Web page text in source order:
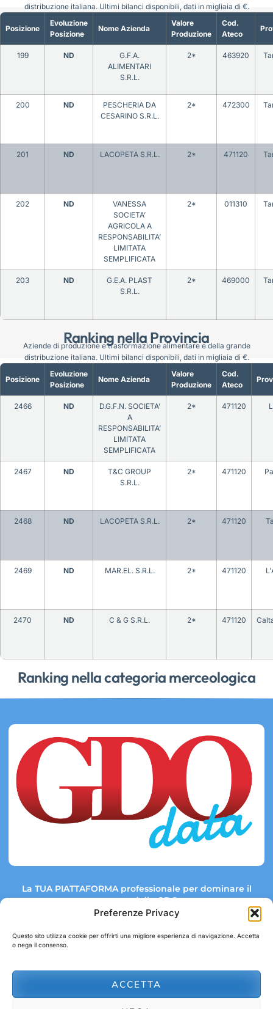
Preferenze Privacy
Questo sito utilizza cookie per offrirti una migliore esperienza di navigazione. Accetta
o nega il consenso.
ACCETTA
Ranking nella Provincia
Posizione
Evoluzione
Posizione
Nome Azienda
Valore
Produzione
Cod.
Ateco
199 ND
G.F.A.
ALIMENTARI
S.R.L.
2* 463920
200 ND
PESCHERIA DA
CESARINO S.R.L.
2* 472300
201 ND LACOPETA S.R.L. 2* 471120
202 ND
VANESSA
SOCIETA’
AGRICOLA A
RESPONSABILITA’
LIMITATA
SEMPLIFICATA
2* 011310
203 ND
G.E.A. PLAST
S.R.L.
2* 469000
distribuzione italiana. Ultimi bilanci disponibili, dati in migliaia di €.
Ranking nella categoria merceologica
Posizione
Evoluzione
Posizione
Nome Azienda
Valore
Produzione
Cod.
Ateco
2466 ND
D.G.F.N. SOCIETA’
A
RESPONSABILITA’
LIMITATA
SEMPLIFICATA
2* 471120
2467 ND
T&C GROUP
S.R.L.
2* 471120
2468 ND LACOPETA S.R.L. 2* 471120
2469 ND MAR.EL. S.R.L. 2* 471120
2470 ND C & G S.R.L. 2* 471120
Aziende di produzione e trasformazione alimentare e della grande
distribuzione italiana. Ultimi bilanci disponibili, dati in migliaia di €.
La TUA PIATTAFORMA professionale per dominare il
mercato della GDO.
Link rapidi:
abbonamenti@gdodata.it